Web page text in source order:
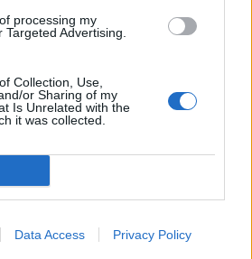
processing my
Advertising.
Collection, Use,
or Sharing of my
Is Unrelated with the
it was collected.
Data Access Privacy Policy
de 2026
amb més modistes i gairebé
peces a concurs
de juliol de 2026
serà una oportunitat també
a gaudir de les Festes Majors
de juliol de 2026